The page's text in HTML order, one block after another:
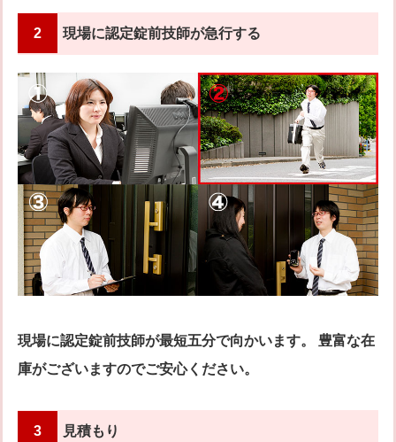
2 現場に認定錠前技師が急行する
現場に認定錠前技師が最短五分で向かいます。 豊富な在
庫がございますのでご安心ください。
3 見積もり